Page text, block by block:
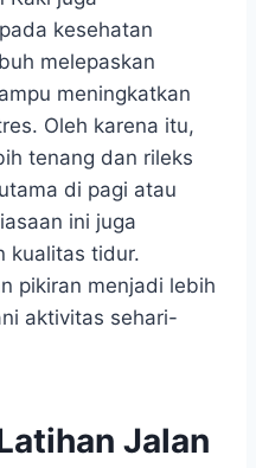
kesehatan
melepaskan
meningkatkan
Oleh karena itu,
tenang dan rileks
di pagi atau
ini juga
kualitas tidur.
pikiran menjadi lebih
aktivitas sehari-
Jalan